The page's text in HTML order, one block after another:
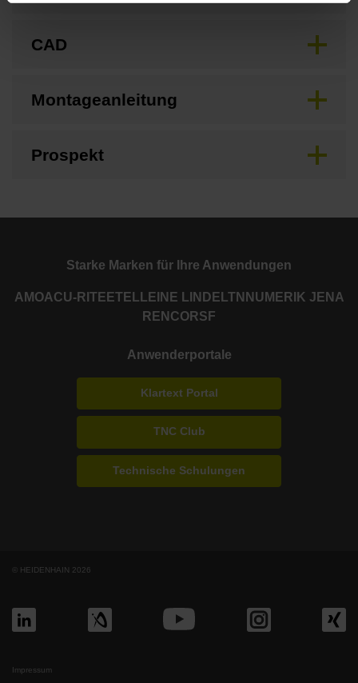
CAD
Montageanleitung
Prospekt
Starke Marken für Ihre Anwendungen
AMOACU-RITE ETEL LEINE LINDE LTN NUMERIK JENA
RENCORSF
Anwenderportale
Klartext Portal
TNC Club
Technische Schulungen
© HEIDENHAIN 2026
Impressum